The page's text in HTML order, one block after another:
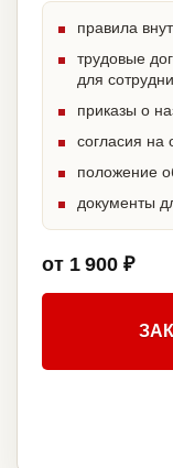
правила
трудовые
для
приказы о
согласия на
положение
документы
от 1 900 ₽